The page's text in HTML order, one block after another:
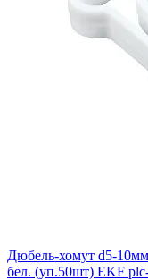
Дюбель-хомут d5-
бел. (уп.50шт) EKF